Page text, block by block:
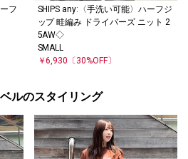
フ
SHIPS any:〈手洗い可能〉ハーフジ
ップ 畦編み ドライバーズ ニット 2
5AW◇
SMALL
￥6,930 〔30%OFF〕
ルのスタイリング